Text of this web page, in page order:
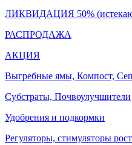
ЛИКВИДАЦИЯ 50%
РАСПРОДАЖА
АКЦИЯ
Выгребные ямы, Компост,
Субстраты, Почвоулучшители
Удобрения и подкормки
Регуляторы, стимуляторы